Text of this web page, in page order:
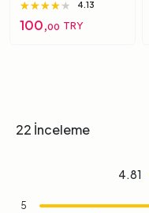
Için Yumuşak
Süngerimsi Içi Dolu
Top 6 Numara
★★★★★
★★★★★
★★★★★ 4.13
100,00 TRY
22 İnceleme
4.81
5